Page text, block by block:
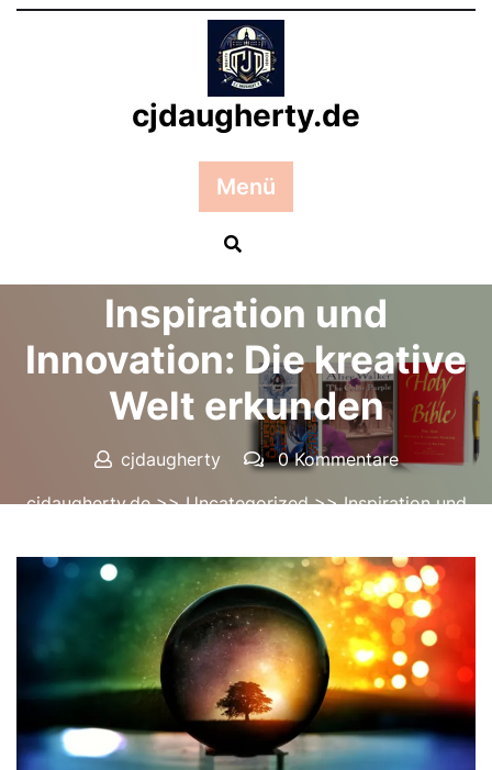
Zum
cjdaugherty.de
Menü
Posted On 27 November 2025
Inspiration und
Innovation: Die kreative
Welt erkunden
cjdaugherty
0 Kommentare
cjdaugherty.de>>Uncategorized>> Inspiration und